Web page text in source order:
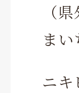
（
まい
ニ